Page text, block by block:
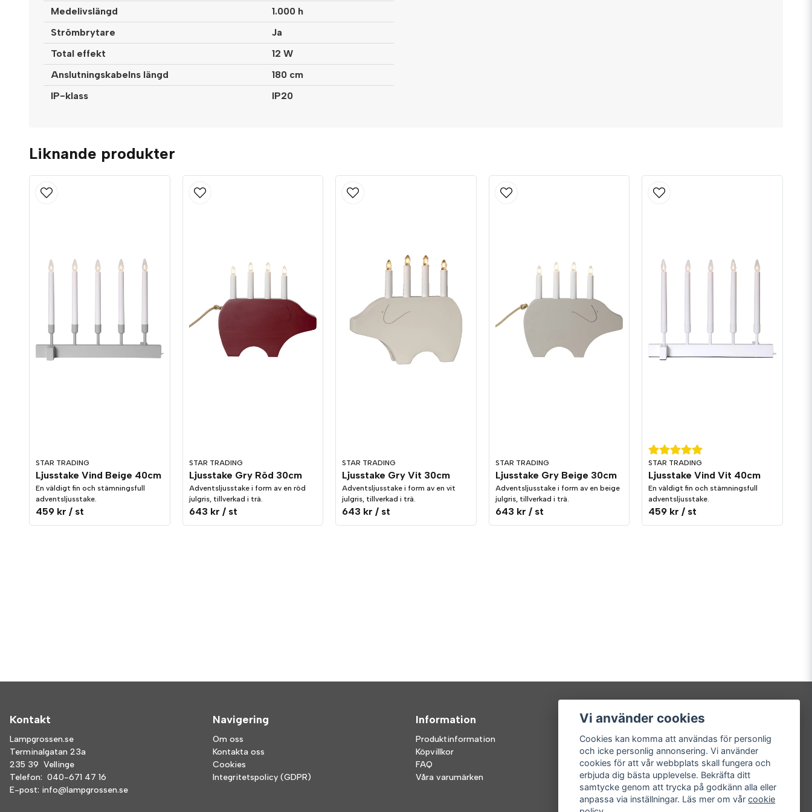
Medelivslängd
1.000 h
Strömbrytare
Ja
Total effekt
12 W
Anslutningskabelns längd
180 cm
IP-klass
IP20
Liknande produkter
STAR TRADING
Ljusstake Vind Beige 40cm
En väldigt fin och stämningsfull
adventsljusstake.
459 kr / st
STAR TRADING
Ljusstake Gry Röd 30cm
Adventsljusstake i form av en röd
julgris, tillverkad i trä.
643 kr / st
STAR TRADING
Ljusstake Gry Vit 30cm
Adventsljusstake i form av en vit
julgris, tillverkad i trä.
643 kr / st
STAR TRADING
Ljusstake Gry Beige 30cm
Adventsljusstake i form av en beige
julgris, tillverkad i trä.
643 kr / st
STAR TRADING
Ljusstake Vind Vit 40cm
En väldigt fin och stämningsfull
adventsljusstake.
459 kr / st
Kontakt
Lampgrossen.se
Terminalgatan 23a
235 39 Vellinge
Telefon: 040-671 47 16
E-post: info@lampgrossen.se
Navigering
Om oss
Kontakta oss
Cookies
Integritetspolicy (GDPR)
Information
Produktinformation
Köpvillkor
FAQ
Våra varumärken
Mitt konto
Logga in
Registrera dig
Glömt lösenord?
Vi använder cookies
Cookies kan komma att användas för personlig
och icke personlig annonsering. Vi använder
cookies för att vår webbplats skall fungera och
erbjuda dig bästa upplevelse. Bekräfta ditt
samtycke genom att trycka på godkänn alla eller
anpassa via inställningar. Läs mer om vårcookie